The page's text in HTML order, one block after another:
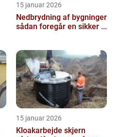
15 januar 2026
Nedbrydning af bygninger
sådan foregår en sikker ...
15 januar 2026
Kloakarbejde skjern